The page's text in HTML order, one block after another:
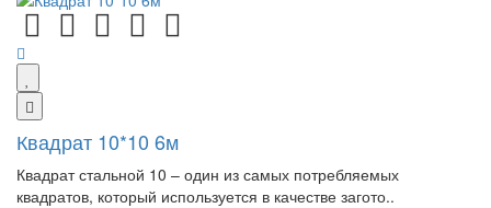
Квадрат 10*10 6м
Квадрат стальной 10 – один из самых потребляемых
квадратов, который используется в качестве загото..